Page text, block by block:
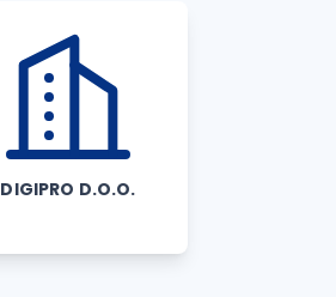
DIGIPRO D.O.O.